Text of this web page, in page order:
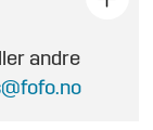
andre